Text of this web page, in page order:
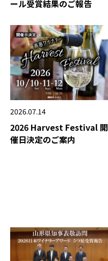
ール受賞結果のご報告
2026.07.14
2026 Harvest Festival 開
催日決定のご案内